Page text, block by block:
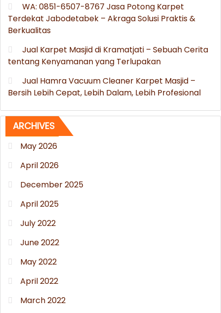
WA: 0851-6507-8767 Jasa Potong Karpet
Terdekat Jabodetabek – Akraga Solusi Praktis &
Berkualitas
Jual Karpet Masjid di Kramatjati – Sebuah Cerita
tentang Kenyamanan yang Terlupakan
Jual Hamra Vacuum Cleaner Karpet Masjid –
Bersih Lebih Cepat, Lebih Dalam, Lebih Profesional
ARCHIVES
May 2026
April 2026
December 2025
April 2025
July 2022
June 2022
May 2022
April 2022
March 2022